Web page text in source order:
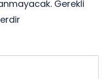
Gerekli